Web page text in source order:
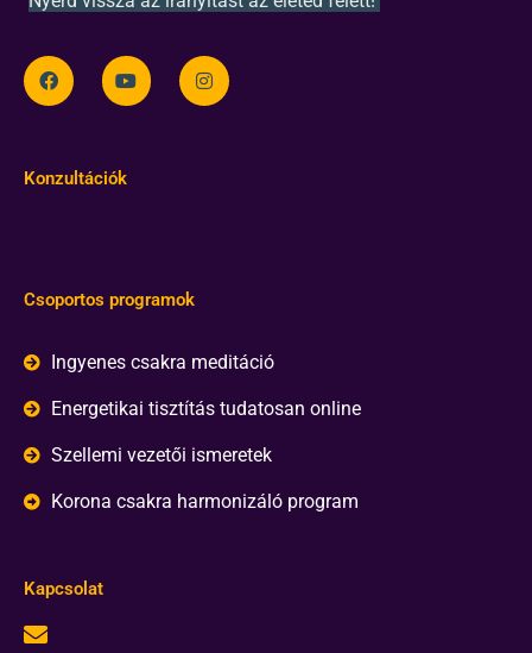
Konzultációk
Csoportos programok
Ingyenes csakra meditáció
Energetikai tisztítás tudatosan online
Szellemi vezetői ismeretek
Korona csakra harmonizáló program
Kapcsolat